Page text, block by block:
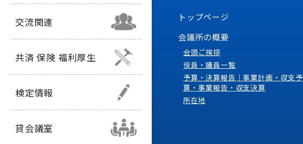
交流関連
共済 保険 福利厚生
検定情報
貸会議室
トップページ
会議所の概要
会頭ご挨拶
役員・議員一覧
予算・決算報告｜事業計画・収支予
算・事業報告・収支決算
所在地